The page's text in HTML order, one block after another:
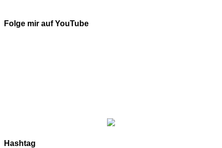
Folge mir auf YouTube
Hashtag